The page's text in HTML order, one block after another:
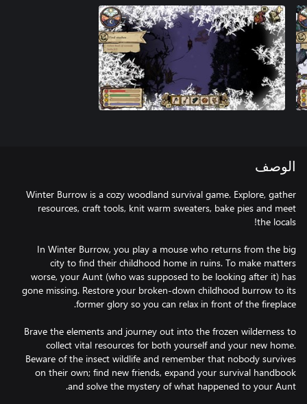
الوصف
Winter Burrow is a cozy woodland survival game. Explore, gather
resources, craft tools, knit warm sweaters, bake pies and meet
In Winter Burrow, you play a mouse who returns from the big
city to find their childhood home in ruins. To make matters
worse, your Aunt (who was supposed to be looking after it) has
gone missing. Restore your broken-down childhood burrow to its
Brave the elements and journey out into the frozen wilderness to
collect vital resources for both yourself and your new home.
Beware of the insect wildlife and remember that nobody survives
on their own; find new friends, expand your survival handbook